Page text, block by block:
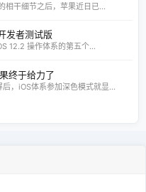
相干细节之后，苹果近日已...
发者测试版
12.2 操作体系的第五个...
终于给力了
，iOS体系参加深色模式就显...